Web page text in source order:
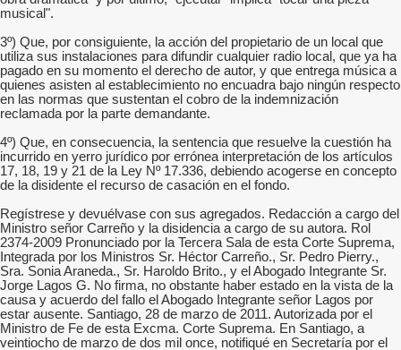
musical".
3º) Que, por consiguiente, la acción del propietario de un local que
utiliza sus instalaciones para difundir cualquier radio local, que ya ha
pagado en su momento el derecho de autor, y que entrega música a
quienes asisten al establecimiento no encuadra bajo ningún respecto
en las normas que sustentan el cobro de la indemnización
reclamada por la parte demandante.
4º) Que, en consecuencia, la sentencia que resuelve la cuestión ha
incurrido en yerro jurídico por errónea interpretación de los artículos
17, 18, 19 y 21 de la Ley Nº 17.336, debiendo acogerse en concepto
de la disidente el recurso de casación en el fondo.
Regístrese y devuélvase con sus agregados. Redacción a cargo del
Ministro señor Carreño y la disidencia a cargo de su autora. Rol
2374-2009 Pronunciado por la Tercera Sala de esta Corte Suprema,
Integrada por los Ministros Sr. Héctor Carreño., Sr. Pedro Pierry.,
Sra. Sonia Araneda., Sr. Haroldo Brito., y el Abogado Integrante Sr.
Jorge Lagos G. No firma, no obstante haber estado en la vista de la
causa y acuerdo del fallo el Abogado Integrante señor Lagos por
estar ausente. Santiago, 28 de marzo de 2011. Autorizada por el
Ministro de Fe de esta Excma. Corte Suprema. En Santiago, a
veintiocho de marzo de dos mil once, notifiqué en Secretaría por el